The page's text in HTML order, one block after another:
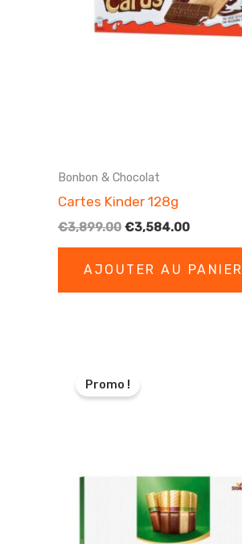
Bonbon & Chocolat
Cartes Kinder 128g
€3,899.00 Le
était :
€3,584.00Le
est :
AJOUTER AU PANIER
Promo !